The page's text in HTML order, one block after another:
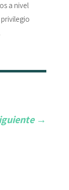
a nivel
→